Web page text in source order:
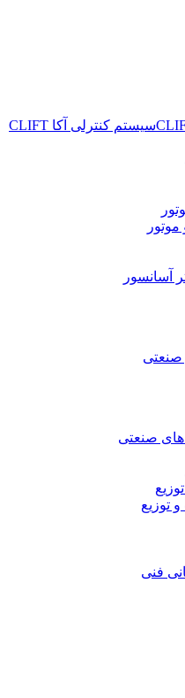
سیستم کنترلی آکا CLIFT
آسانسور
صنعتی
های صنعتی
فنی